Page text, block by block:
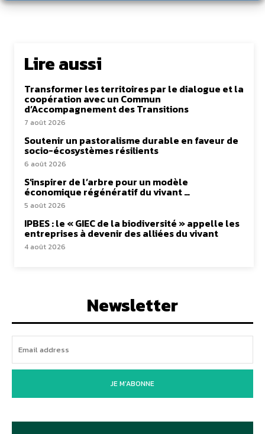
Lire aussi
Transformer les territoires par le dialogue et la
coopération avec un Commun
d’Accompagnement des Transitions
7 août 2026
Soutenir un pastoralisme durable en faveur de
socio-écosystèmes résilients
6 août 2026
S’inspirer de l’arbre pour un modèle
économique régénératif du vivant …
5 août 2026
IPBES : le « GIEC de la biodiversité » appelle les
entreprises à devenir des alliées du vivant
4 août 2026
Newsletter
JE M'ABONNE